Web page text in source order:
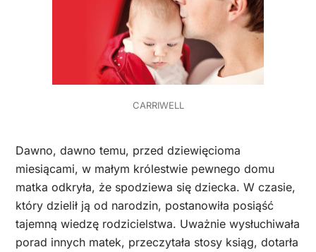
CARRIWELL
Dawno, dawno temu, przed dziewięcioma
miesiącami, w małym królestwie pewnego domu
matka odkryła, że spodziewa się dziecka. W czasie,
który dzielił ją od narodzin, postanowiła posiąść
tajemną wiedzę rodzicielstwa. Uważnie wysłuchiwała
porad innych matek, przeczytała stosy ksiąg, dotarła